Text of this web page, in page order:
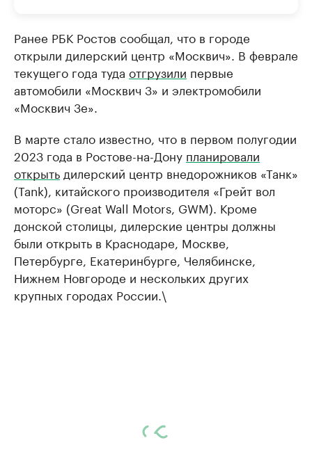
Ранее РБК Ростов сообщал, что в городе
открыли дилерский центр «Москвич». В феврале
текущего года туда отгрузили первые
автомобили «Москвич 3» и электромобили
«Москвич 3е».
В марте стало известно, что в первом полугодии
2023 года в Ростове-на-Дону планировали
открыть дилерский центр внедорожников «Танк»
(Tank), китайского производителя «Грейт вол
моторс» (Great Wall Motors, GWM). Кроме
донской столицы, дилерские центры должны
были открыть в Краснодаре, Москве,
Петербурге, Екатеринбурге, Челябинске,
Нижнем Новгороде и нескольких других
крупных городах России.\